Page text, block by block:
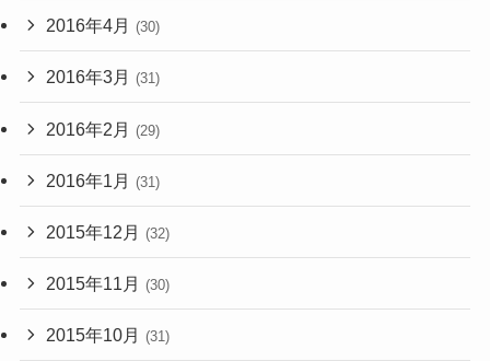
2016年4月 (30)
2016年3月 (31)
2016年2月 (29)
2016年1月 (31)
2015年12月 (32)
2015年11月 (30)
2015年10月 (31)